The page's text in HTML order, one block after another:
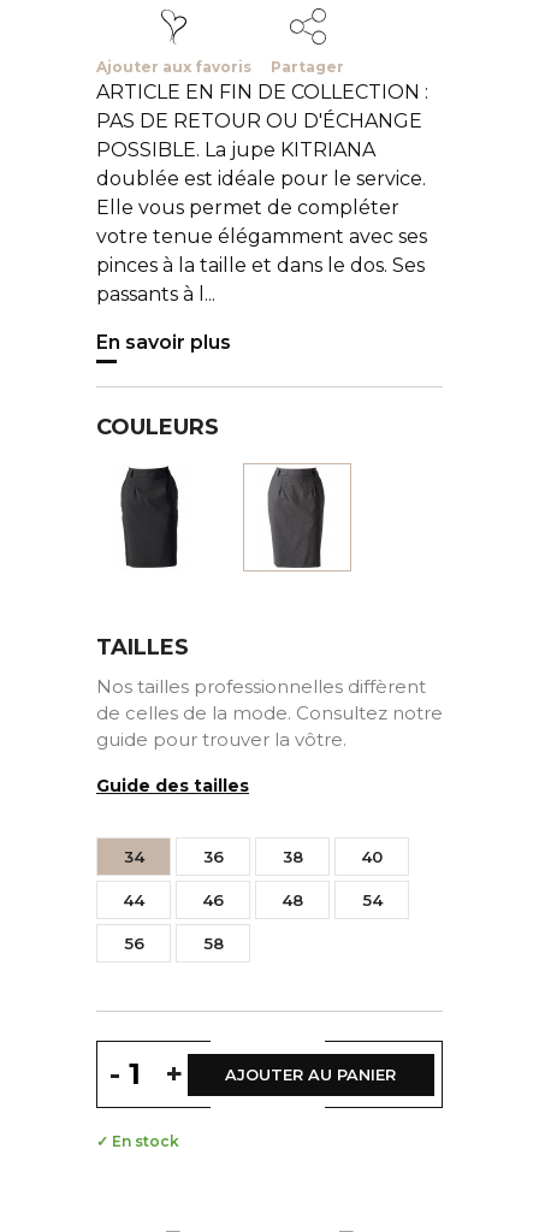
Ajouter aux favoris Partager
ARTICLE EN FIN DE COLLECTION :
PAS DE RETOUR OU D'ÉCHANGE
POSSIBLE. La jupe KITRIANA
doublée est idéale pour le service.
Elle vous permet de compléter
votre tenue élégamment avec ses
pinces à la taille et dans le dos. Ses
passants à l...
En savoir plus
COULEURS
TAILLES
Nos tailles professionnelles diffèrent
de celles de la mode. Consultez notre
guide pour trouver la vôtre.
Guide des tailles
34 36 38 40
44 46 48 54
56 58
- + AJOUTER AU PANIER
✓ En stock